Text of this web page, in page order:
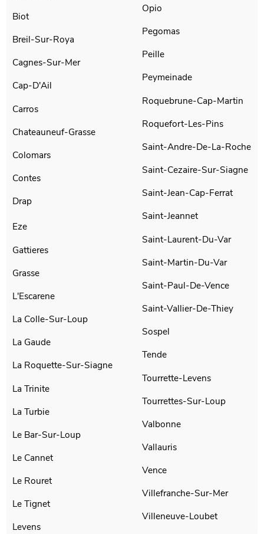
Biot
Breil-Sur-Roya
Cagnes-Sur-Mer
Cap-D'Ail
Carros
Chateauneuf-Grasse
Colomars
Contes
Drap
Eze
Gattieres
Grasse
L'Escarene
La Colle-Sur-Loup
La Gaude
La Roquette-Sur-Siagne
La Trinite
La Turbie
Le Bar-Sur-Loup
Le Cannet
Le Rouret
Le Tignet
Levens
Opio
Pegomas
Peille
Peymeinade
Roquebrune-Cap-Martin
Roquefort-Les-Pins
Saint-Andre-De-La-Roche
Saint-Cezaire-Sur-Siagne
Saint-Jean-Cap-Ferrat
Saint-Jeannet
Saint-Laurent-Du-Var
Saint-Martin-Du-Var
Saint-Paul-De-Vence
Saint-Vallier-De-Thiey
Sospel
Tende
Tourrette-Levens
Tourrettes-Sur-Loup
Valbonne
Vallauris
Vence
Villefranche-Sur-Mer
Villeneuve-Loubet